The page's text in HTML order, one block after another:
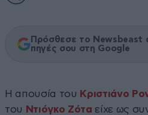
Πρόσθεσε το Newsbeast
πηγές σου στη Google
Η απουσία του Κριστιάνο
του Ντιόγκο Ζότα είχε ως